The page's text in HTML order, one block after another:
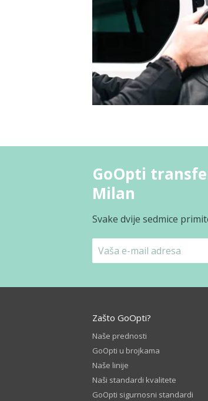
GoOpti
Milan
Svake dvije sedmice
Zašto GoOpti?
Naše prednosti
GoOpti u brojkama
Naše linije
Naši standardi kvalitete
GoOpti sigurnosni standardi